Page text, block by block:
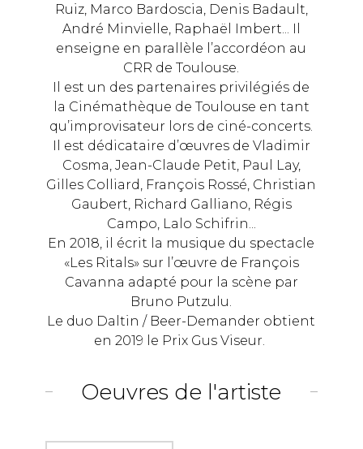
Ruiz, Marco Bardoscia, Denis Badault,
André Minvielle, Raphaël Imbert... Il
enseigne en parallèle l’accordéon au
CRR de Toulouse.
Il est un des partenaires privilégiés de
la Cinémathèque de Toulouse en tant
qu’improvisateur lors de ciné-concerts.
Il est dédicataire d’œuvres de Vladimir
Cosma, Jean-Claude Petit, Paul Lay,
Gilles Colliard, François Rossé, Christian
Gaubert, Richard Galliano, Régis
Campo, Lalo Schifrin...
En 2018, il écrit la musique du spectacle
«Les Ritals» sur l’œuvre de François
Cavanna adapté pour la scène par
Bruno Putzulu.
Le duo Daltin / Beer-Demander obtient
en 2019 le Prix Gus Viseur.
Oeuvres de l'artiste